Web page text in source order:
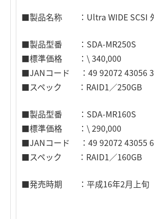
■製品名称 ：Ultra WIDE SCSI
■製品型番 ：SDA-MR250S
■標準価格 ：\ 340,000
■JANコード ：49 92072 43056 3
■スペック ：RAID1／250GB
■製品型番 ：SDA-MR160S
■標準価格 ：\ 290,000
■JANコード ：49 92072 43055 6
■スペック ：RAID1／160GB
■発売時期 ：平成16年2月上旬